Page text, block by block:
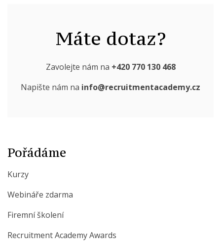
Máte dotaz?
Zavolejte nám na +420 770 130 468
Napište nám na info@recruitmentacademy.cz
Pořádáme
Kurzy
Webináře zdarma
Firemní školení
Recruitment Academy Awards